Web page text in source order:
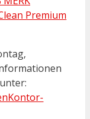
Premium